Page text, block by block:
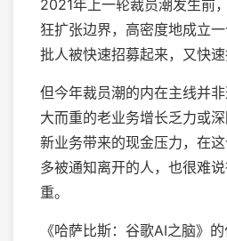
2021年上一轮裁员潮发生前
狂扩张边界，高密度地成立
批人被快速招募起来，又快速
但今年裁员潮的内在主线并非
大而重的老业务增长乏力或
新业务带来的现金压力，在
多被通知离开的人，也很难
重。
《哈萨比斯：谷歌AI之脑》